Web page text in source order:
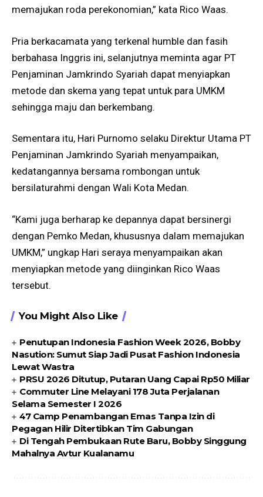
memajukan roda perekonomian,” kata Rico Waas.
Pria berkacamata yang terkenal humble dan fasih
berbahasa Inggris ini, selanjutnya meminta agar PT
Penjaminan Jamkrindo Syariah dapat menyiapkan
metode dan skema yang tepat untuk para UMKM
sehingga maju dan berkembang.
Sementara itu, Hari Purnomo selaku Direktur Utama PT
Penjaminan Jamkrindo Syariah menyampaikan,
kedatangannya bersama rombongan untuk
bersilaturahmi dengan Wali Kota Medan.
“Kami juga berharap ke depannya dapat bersinergi
dengan Pemko Medan, khususnya dalam memajukan
UMKM,” ungkap Hari seraya menyampaikan akan
menyiapkan metode yang diinginkan Rico Waas
tersebut.
You Might Also Like
Penutupan Indonesia Fashion Week 2026, Bobby
Nasution: Sumut Siap Jadi Pusat Fashion Indonesia
Lewat Wastra
PRSU 2026 Ditutup, Putaran Uang Capai Rp50 Miliar
Commuter Line Melayani 178 Juta Perjalanan
Selama Semester I 2026
47 Camp Penambangan Emas Tanpa Izin di
Pegagan Hilir Ditertibkan Tim Gabungan
Di Tengah Pembukaan Rute Baru, Bobby Singgung
Mahalnya Avtur Kualanamu